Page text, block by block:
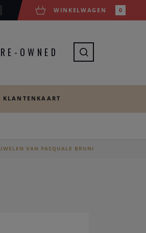
WINKELWAGEN 0
OWNED
KLANTENKAART
VAN PASQUALE BRUNI